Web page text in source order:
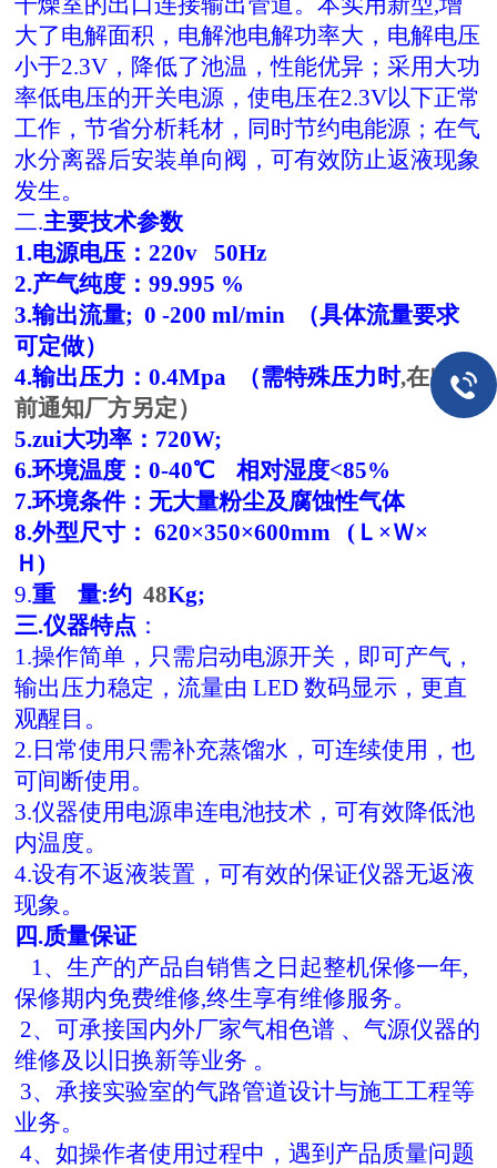
大了电解面积，电解池电解功率大，电解电压
小于2.3V，降低了池温，性能优异；采用大功
率低电压的开关电源，使电压在2.3V以下正常
工作，节省分析耗材，同时节约电能源；在气
水分离器后安装单向阀，可有效防止返液现象
发生。
二.主要技术参数
1.电源电压：220v 50Hz
2.产气纯度：99.995 %
3.输出流量; 0 -200 ml/min （具体流量要求
可定做）
4.输出压力：0.4Mpa （需特殊压力时,在出厂
前通知厂方另定）
5.zui大功率：720W;
6.环境温度：0-40℃相对湿度<85%
7.环境条件：无大量粉尘及腐蚀性气体
8.外型尺寸： 620×350×600mm ( Ｌ×Ｗ×
Ｈ)
9.重 量:约48Kg;
三.仪器特点 ：
1.操作简单，只需启动电源开关，即可产气，
输出压力稳定，流量由 LED 数码显示，更直
观醒目。
2.日常使用只需补充蒸馏水，可连续使用，也
可间断使用。
3.仪器使用电源串连电池技术，可有效降低池
内温度。
4.设有不返液装置，可有效的保证仪器无返液
现象。
四.质量保证
1、生产的产品自销售之日起整机保修一年,
保修期内免费维修,终生享有维修服务。
2、可承接国内外厂家气相色谱 、气源仪器的
维修及以旧换新等业务 。
3、承接实验室的气路管道设计与施工工程等
业务。
4、如操作者使用过程中，遇到产品质量问题